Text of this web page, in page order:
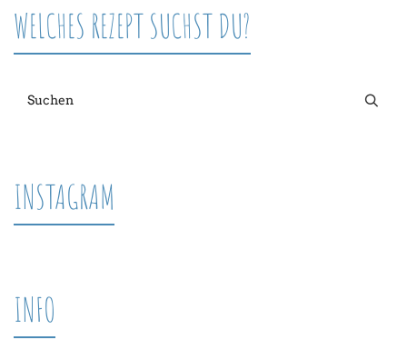
WELCHES REZEPT SUCHST DU?
INSTAGRAM
INFO